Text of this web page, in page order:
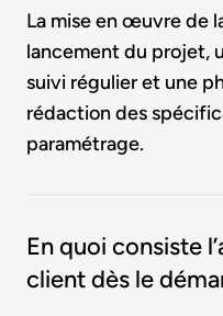
La mise en œuvre de
lancement du projet,
suivi régulier et une
rédaction des
paramétrage.
En quoi consiste
client dès le